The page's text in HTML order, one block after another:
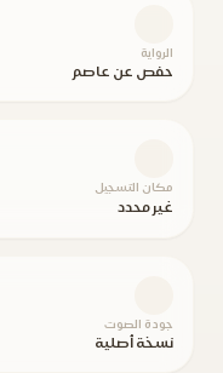
الرواية
حفص عن عاصم
مكان التسجيل
غير محدد
جودة الصوت
نسخة أصلية